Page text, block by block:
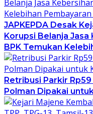
JAPKEPDA Desak
Korupsi Belanja
BPK Temukan
Retribusi Parkir
Polman Dipakai